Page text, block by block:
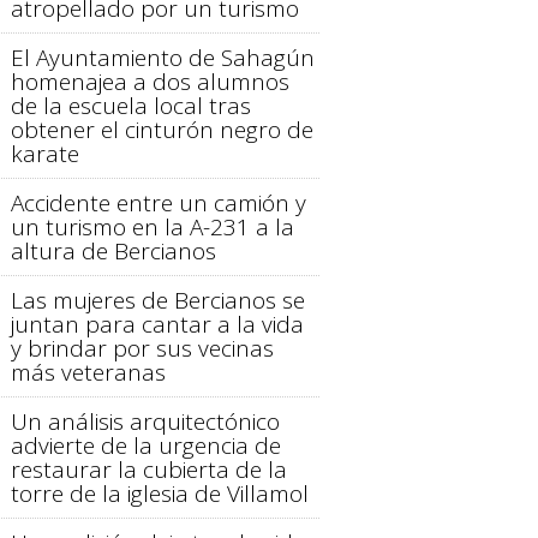
atropellado por un turismo
El Ayuntamiento de Sahagún
homenajea a dos alumnos
de la escuela local tras
obtener el cinturón negro de
karate
Accidente entre un camión y
un turismo en la A-231 a la
altura de Bercianos
Las mujeres de Bercianos se
juntan para cantar a la vida
y brindar por sus vecinas
más veteranas
Un análisis arquitectónico
advierte de la urgencia de
restaurar la cubierta de la
torre de la iglesia de Villamol